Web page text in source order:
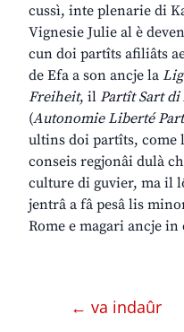
cussì, inte plenarie di
Vignesie Julie al è
cun doi partîts afiliâts
de Efa a son ancje la
Freiheit, il Partît Sart di
(Autonomie Liberté
ultins doi partîts, come
conseis regjonâi dulà
culture di guvier, ma il
jentrâ a fâ pesâ lis
Rome e magari ancje
← va indaûr